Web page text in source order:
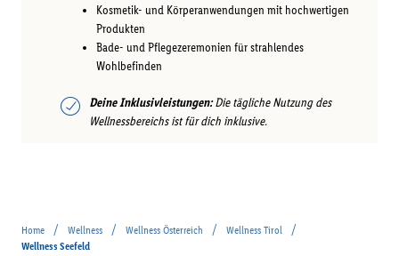
Kosmetik- und Körperanwendungen mit hochwertigen
Produkten
Bade- und Pflegezeremonien für strahlendes
Wohlbefinden
Deine Inklusivleistungen:Die tägliche Nutzung des
Wellnessbereichs ist für dich inklusive.
Home / Wellness / Wellness Österreich / Wellness Tirol /
Wellness Seefeld